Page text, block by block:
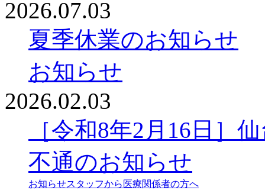
2026.07.03
夏季休業のお知らせ
お知らせ
2026.02.03
［令和8年2月16日］
不通のお知らせ
お知らせスタッフから 医療関係者の方へ